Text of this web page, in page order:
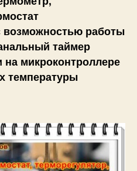
возможностью работы
таймер
на микроконтроллере
температуры